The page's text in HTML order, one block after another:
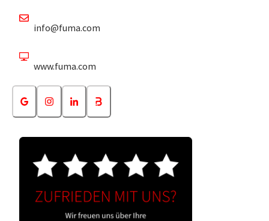
info@fuma.com
www.fuma.com